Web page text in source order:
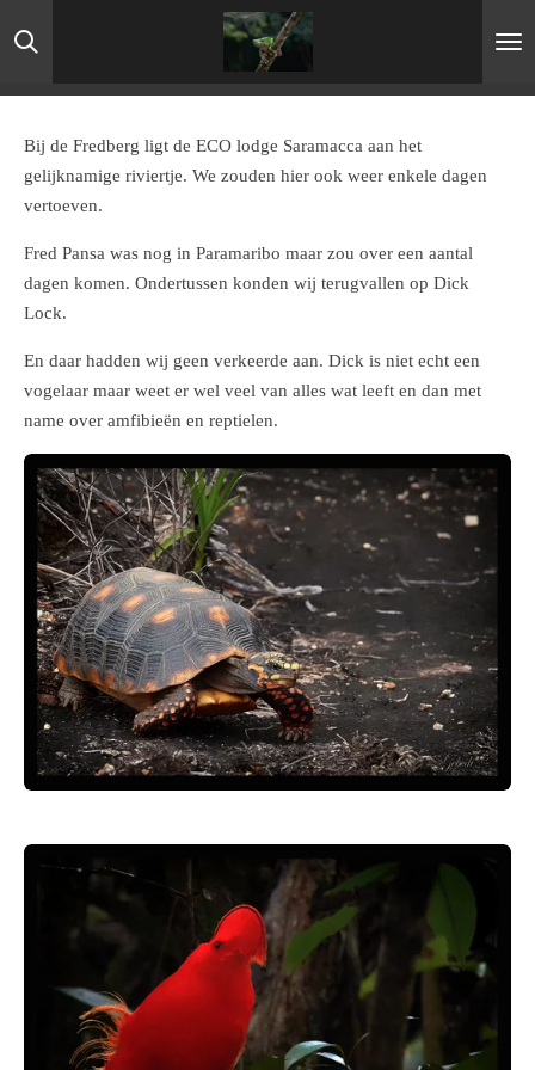
Ga
direct
hoofdinhoud
Bij de Fredberg ligt de ECO lodge Saramacca aan het
gelijknamige riviertje. We zouden hier ook weer enkele dagen
vertoeven.
Fred Pansa was nog in Paramaribo maar zou over een aantal
dagen komen. Ondertussen konden wij terugvallen op Dick
Lock.
En daar hadden wij geen verkeerde aan. Dick is niet echt een
vogelaar maar weet er wel veel van alles wat leeft en dan met
name over amfibieën en reptielen.